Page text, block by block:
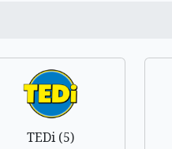
TEDi (5)